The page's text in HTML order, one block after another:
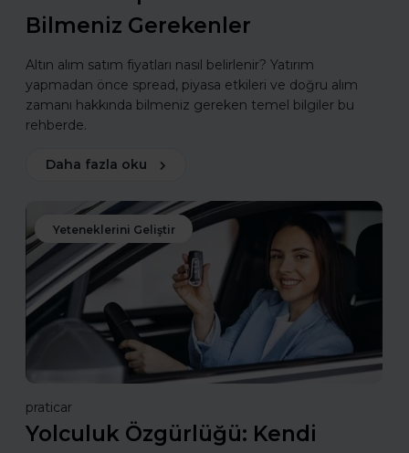
Bilmeniz Gerekenler
Altın alım satım fiyatları nasıl belirlenir? Yatırım
yapmadan önce spread, piyasa etkileri ve doğru alım
zamanı hakkında bilmeniz gereken temel bilgiler bu
rehberde.
Daha fazla oku
Yeteneklerini Geliştir
praticar
Yolculuk Özgürlüğü: Kendi